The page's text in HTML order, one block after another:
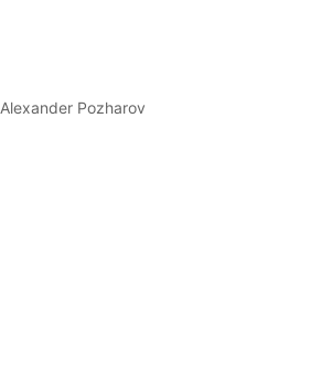
Alexander Pozharov